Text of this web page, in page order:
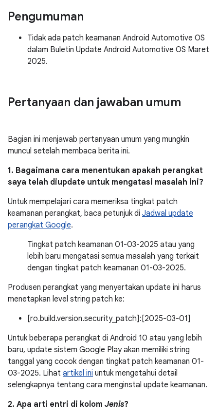
Pengumuman
Tidak ada patch keamanan Android Automotive OS
dalam Buletin Update Android Automotive OS Maret
2025.
Pertanyaan dan jawaban umum
Bagian ini menjawab pertanyaan umum yang mungkin
muncul setelah membaca berita ini.
1. Bagaimana cara menentukan apakah perangkat
saya telah diupdate untuk mengatasi masalah ini?
Untuk mempelajari cara memeriksa tingkat patch
keamanan perangkat, baca petunjuk di Jadwal update
perangkat Google.
Tingkat patch keamanan 01-03-2025 atau yang
lebih baru mengatasi semua masalah yang terkait
dengan tingkat patch keamanan 01-03-2025.
Produsen perangkat yang menyertakan update ini harus
menetapkan level string patch ke:
[ro.build.version.security_patch]:[2025-03-01]
Untuk beberapa perangkat di Android 10 atau yang lebih
baru, update sistem Google Play akan memiliki string
tanggal yang cocok dengan tingkat patch keamanan 01-
03-2025. Lihat artikel ini untuk mengetahui detail
selengkapnya tentang cara menginstal update keamanan.
2. Apa arti entri di kolom Jenis?